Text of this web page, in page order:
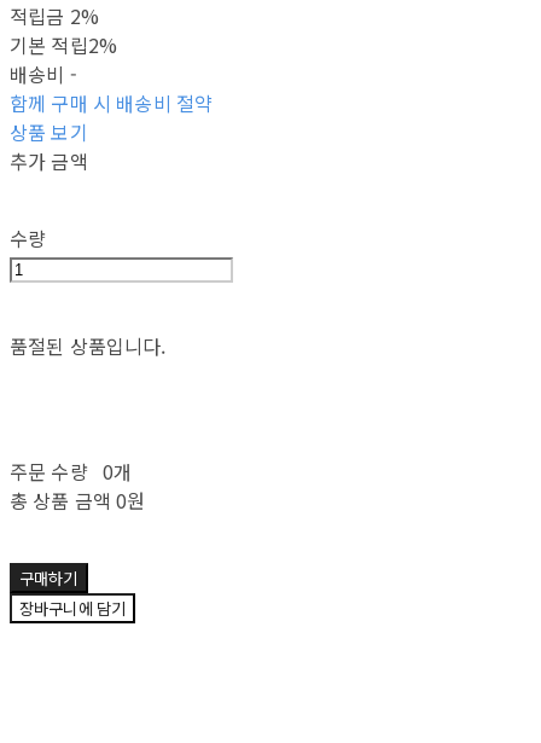
적립금 2%
기본 적립2%
배송비 -
함께 구매 시 배송비 절약
상품 보기
추가 금액
수량
품절된 상품입니다.
주문 수량 0개
총 상품 금액 0원
구매하기
장바구니에 담기